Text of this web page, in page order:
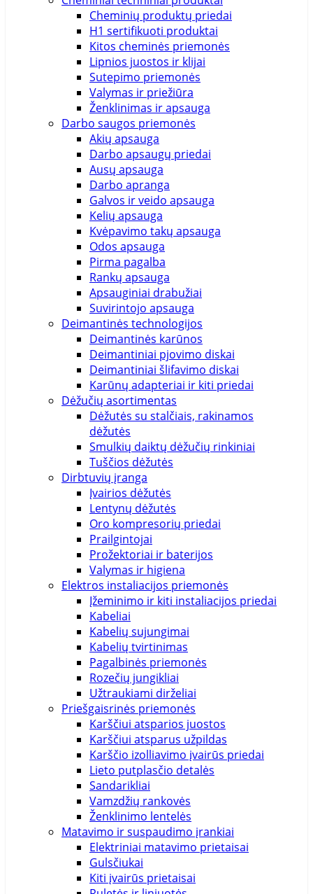
Cheminių produktų priedai
H1 sertifikuoti produktai
Kitos cheminės priemonės
Lipnios juostos ir klijai
Sutepimo priemonės
Valymas ir priežiūra
Ženklinimas ir apsauga
Darbo saugos priemonės
Akių apsauga
Darbo apsaugų priedai
Ausų apsauga
Darbo apranga
Galvos ir veido apsauga
Kelių apsauga
Kvėpavimo takų apsauga
Odos apsauga
Pirma pagalba
Rankų apsauga
Apsauginiai drabužiai
Suvirintojo apsauga
Deimantinės technologijos
Deimantinės karūnos
Deimantiniai pjovimo diskai
Deimantiniai šlifavimo diskai
Karūnų adapteriai ir kiti priedai
Dėžučių asortimentas
Dėžutės su stalčiais, rakinamos
dėžutės
Smulkių daiktų dėžučių rinkiniai
Tuščios dėžutės
Dirbtuvių įranga
Įvairios dėžutės
Lentynų dėžutės
Oro kompresorių priedai
Prailgintojai
Prožektoriai ir baterijos
Valymas ir higiena
Elektros instaliacijos priemonės
Įžeminimo ir kiti instaliacijos priedai
Kabeliai
Kabelių sujungimai
Kabelių tvirtinimas
Pagalbinės priemonės
Rozečių jungikliai
Užtraukiami dirželiai
Priešgaisrinės priemonės
Karščiui atsparios juostos
Karščiui atsparus užpildas
Karščio izolliavimo įvairūs priedai
Lieto putplasčio detalės
Sandarikliai
Vamzdžių rankovės
Ženklinimo lentelės
Matavimo ir suspaudimo įrankiai
Elektriniai matavimo prietaisai
Gulsčiukai
Kiti įvairūs prietaisai